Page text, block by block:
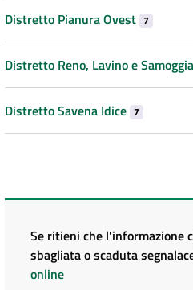
Distretto Pianura Ovest 7
Distretto Reno, Lavino e Samoggia
Distretto Savena Idice 7
Se ritieni che l'informazione
sbagliata o scaduta
online